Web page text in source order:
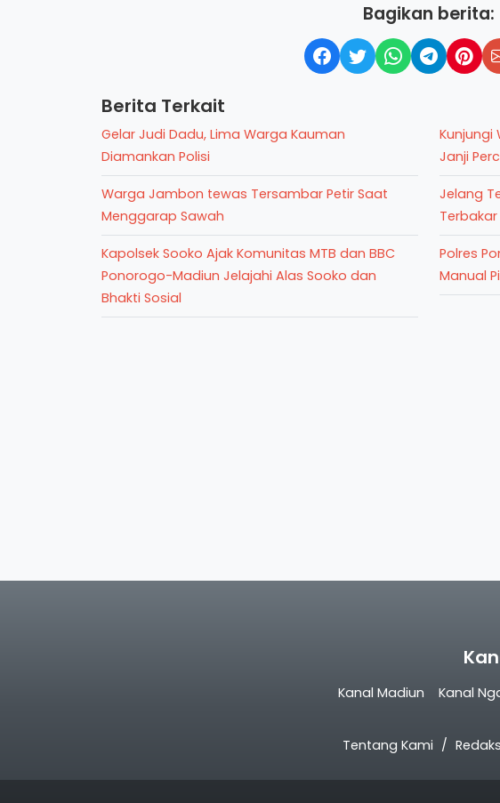
Bagikan berita:
Berita Terkait
Gelar Judi Dadu, Lima Warga Kauman
Diamankan Polisi
Warga Jambon tewas Tersambar Petir Saat
Menggarap Sawah
Kapolsek Sooko Ajak Komunitas MTB dan BBC
Ponorogo-Madiun Jelajahi Alas Sooko dan
Bhakti Sosial
Kunjungi
Janji
Jelang
Terbakar
Polres
Manual
Kanal Madiun Kanal
Tentang Kami